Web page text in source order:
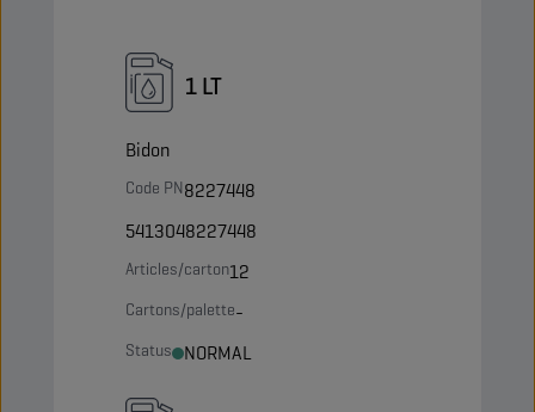
1 LT
Bidon
Code PN8227448
5413048227448
Articles/carton12
Cartons/palette-
Status NORMAL